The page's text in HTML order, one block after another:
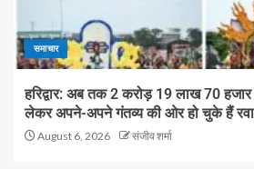
समाचार
हरिद्वार: अब तक 2 करोड़ 19 लाख 70
लेकर अपने-अपने गंतव्य की ओर हो चुके हैं
August 6, 2026 संजीव शर्मा